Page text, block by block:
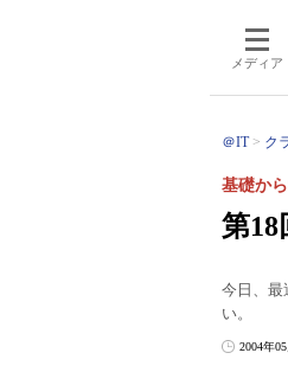
メディア
＠IT ク
第
基礎か
今日、最
い。
2004年